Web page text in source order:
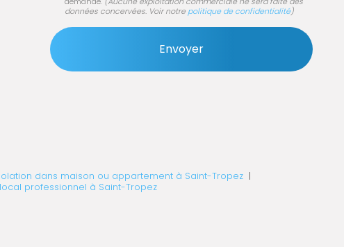
données concervées. Voir notre politique de confidentialité)
dans maison ou appartement à Saint-Tropez|
professionnel à Saint-Tropez